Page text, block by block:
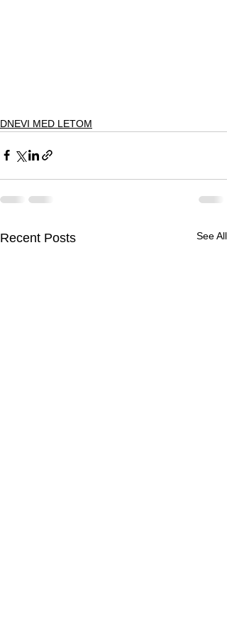
DNEVI MED LETOM
Recent Posts See All